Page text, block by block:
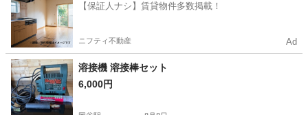
【保証人ナシ】賃貸物件多数掲載！
ニフティ不動産 Ad
溶接機 溶接棒セット
6,000円